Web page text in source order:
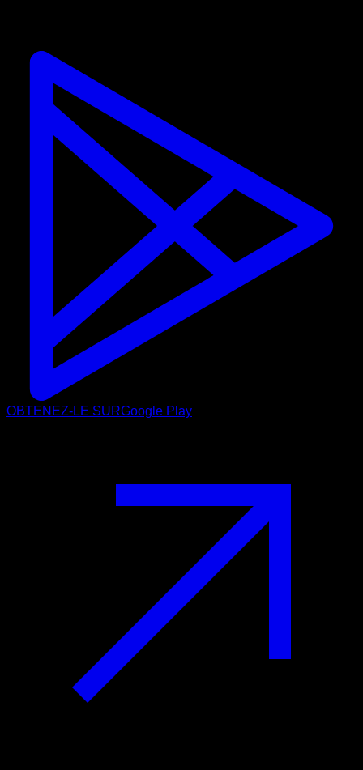
OBTENEZ-LE SURGoogle Play